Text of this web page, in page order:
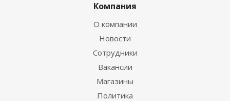
Компания
О компании
Новости
Сотрудники
Вакансии
Магазины
Политика